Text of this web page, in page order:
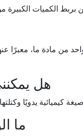
من مادة ما،
هل
ما